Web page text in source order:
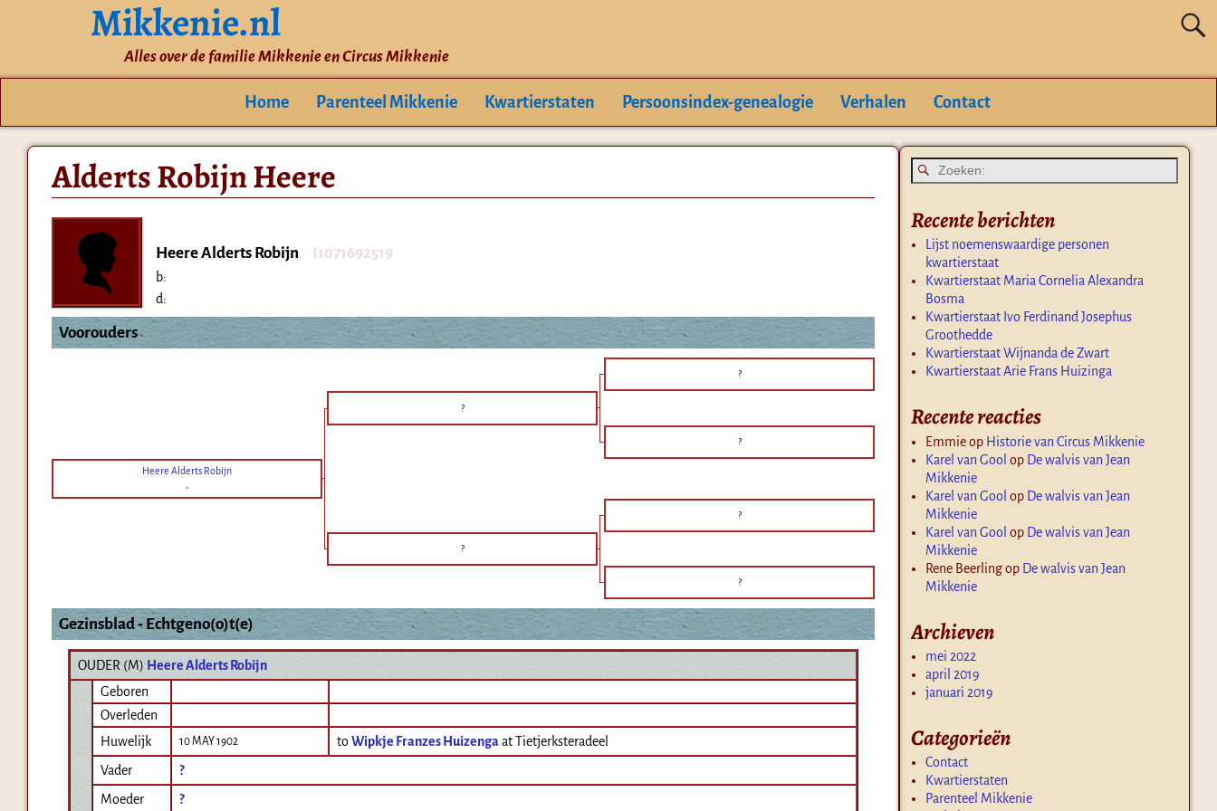
Mikkenie.nl
Alles over de familie Mikkenie en Circus Mikkenie
Home Parenteel Mikkenie Kwartierstaten Persoonsindex-genealogie Verhalen Contact
Alderts Robijn Heere
Heere Alderts Robijn I1071692519
b:
d:
Voorouders
?
?
?
Heere Alderts Robijn
-
?
?
?
Gezinsblad - Echtgeno(o)t(e)
OUDER (M) Heere Alderts Robijn
Geboren
Overleden
Huwelijk
10 MAY 1902 toWipkje Franzes Huizengaat Tietjerksteradeel
Vader
?
Moeder
?
Recente berichten
Lijst noemenswaardige personen
kwartierstaat
Kwartierstaat Maria Cornelia Alexandra
Bosma
Kwartierstaat Ivo Ferdinand Josephus
Groothedde
Kwartierstaat Wijnanda de Zwart
Kwartierstaat Arie Frans Huizinga
Recente reacties
Emmieop Historie van Circus Mikkenie
Karel van Gool op De walvis van Jean
Mikkenie
Karel van Gool op De walvis van Jean
Mikkenie
Karel van Gool op De walvis van Jean
Mikkenie
Rene Beerlingop De walvis van Jean
Mikkenie
Archieven
mei 2022
april 2019
januari 2019
Categorieën
Contact
Kwartierstaten
Parenteel Mikkenie